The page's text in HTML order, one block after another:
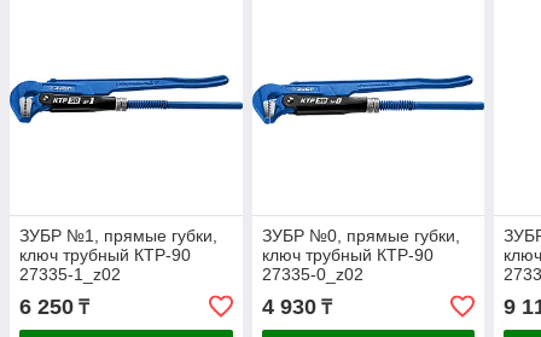
ЗУБР №1, прямые губки,
ключ трубный КТР-90
27335-1_z02
6 250 ₸
ЗУБР №0, прямые губки,
ключ трубный КТР-90
27335-0_z02
4 930₸ 9